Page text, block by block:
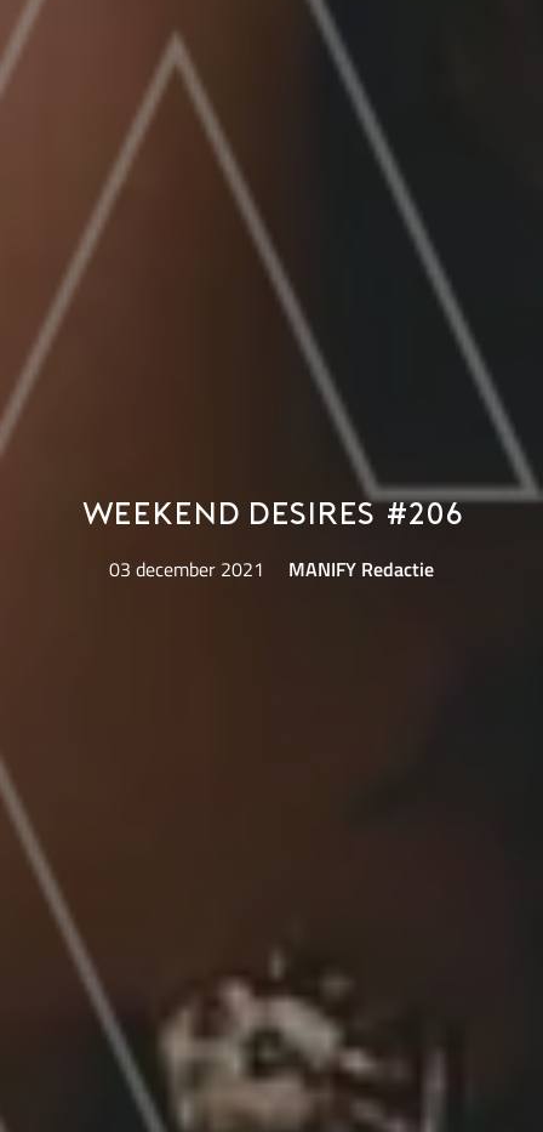
Weekend Desires #206
03 december 2021 MANIFY Redactie